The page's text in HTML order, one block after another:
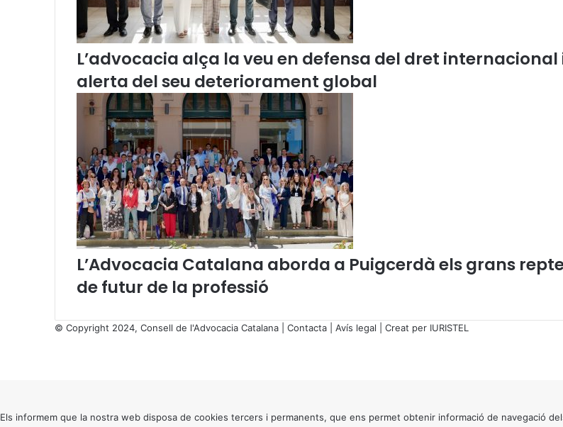
P
e
s
ó
r
e
e
s
s
i
ó
.
U
n
m
r
a
n
a
i
C
a
t
a
L’advocacia alça la veu en defensa del dret internacional
alerta del seu deteriorament global
L’Advocacia Catalana aborda a Puigcerdà els grans
de futur de la professió
© Copyright 2024, Consell de l'Advocacia Catalana | Contacta Avís legal | Creat per IURISTEL
button
Els informem que la nostra web disposa de cookies tercers i permanents, que ens permet obtenir informació de navegació